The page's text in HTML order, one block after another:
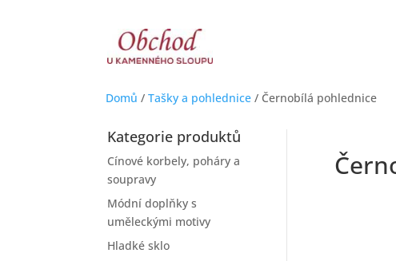
Domů / Tašky a pohlednice / Černobílá pohlednice
Kategorie produktů
Cínové korbely, poháry a
soupravy
Módní doplňky s
uměleckými motivy
Hladké sklo